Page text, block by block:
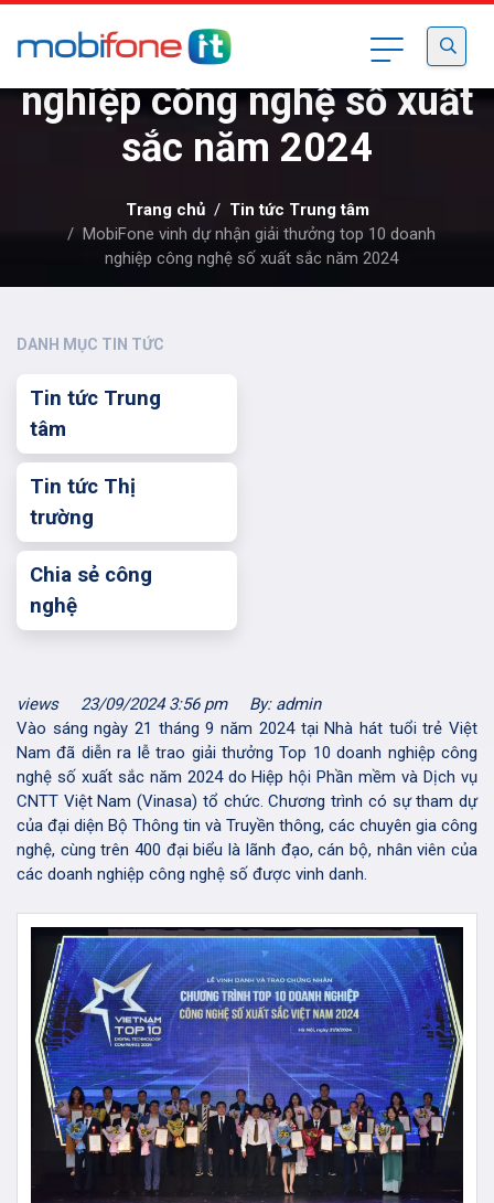
giải thưởng top 10 doanh
nghiệp công nghệ số xuất
sắc năm 2024
Trang chủ
Tin tức Trung tâm
MobiFone vinh dự nhận giải thưởng top 10 doanh
nghiệp công nghệ số xuất sắc năm 2024
DANH MỤC TIN TỨC
Tin tức Trung
tâm
Tin tức Thị
trường
Chia sẻ công
nghệ
views 23/09/2024 3:56 pm
By: admin
Vào sáng ngày 21 tháng 9 năm 2024 tại Nhà hát tuổi trẻ Việt
Nam đã diễn ra lễ trao giải thưởng Top 10 doanh nghiệp công
nghệ số xuất sắc năm 2024 do Hiệp hội Phần mềm và Dịch vụ
CNTT Việt Nam (Vinasa) tổ chức. Chương trình có sự tham dự
của đại diện Bộ Thông tin và Truyền thông, các chuyên gia công
nghệ, cùng trên 400 đại biểu là lãnh đạo, cán bộ, nhân viên của
các doanh nghiệp công nghệ số được vinh danh.